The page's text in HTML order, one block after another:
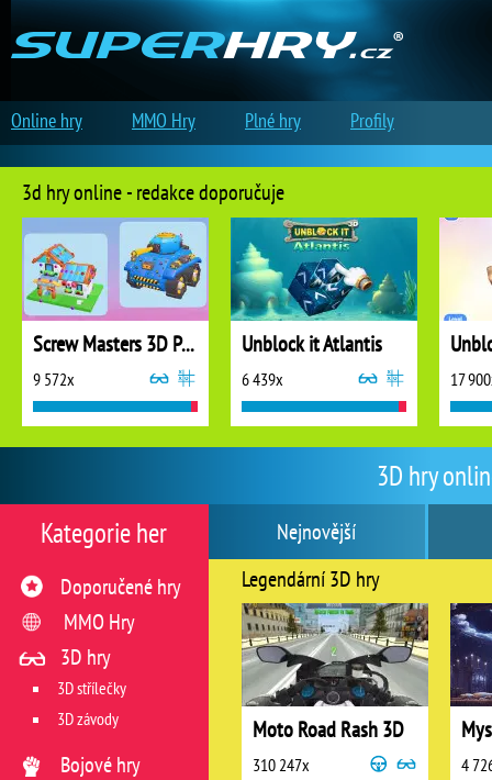
3D hry
Nejnovější
Legendární 3D hry
Moto Road Rash 3D
310 247x 4
Kategorie her
Doporučené hry
MMO Hry
3D hry
3D střílečky
3D závody
Bojové hry
3d hry online - redakce doporučuje
Screw Masters 3D Puzzle
9 572x
Unblock it Atlantis
6 439x 17
Online hry MMO Hry Plné hry Profily